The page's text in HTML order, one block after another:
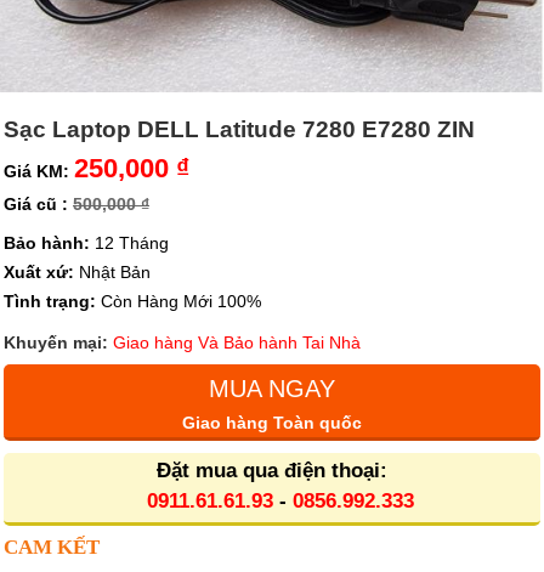
Sạc Laptop DELL Latitude 7280 E7280 ZIN
Giá KM: 250,000 ₫
Giá cũ : 500,000 ₫
Bảo hành: 12 Tháng
Xuất xứ: Nhật Bản
Tình trạng: Còn Hàng Mới 100%
Khuyến mại: Giao hàng Và Bảo hành Tai Nhà
MUA NGAY
Giao hàng Toàn quốc
Đặt mua qua điện thoại:
0911.61.61.93- 0856.992.333
CAM KẾT